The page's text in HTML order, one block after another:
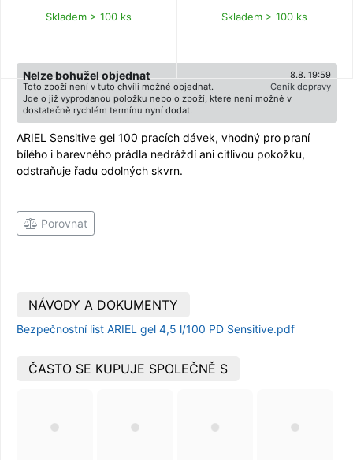
Skladem > 100 ks Skladem > 100 ks
8.8. 19:59
Nelze bohužel objednat
Ceník dopravy
Toto zboží není v tuto chvíli možné objednat.
Jde o již vyprodanou položku nebo o zboží, které není možné v
dostatečně rychlém termínu nyní dodat.
ARIEL Sensitive gel 100 pracích dávek, vhodný pro praní
bílého i barevného prádla nedráždí ani citlivou pokožku,
odstraňuje řadu odolných skvrn.
Porovnat
NÁVODY A DOKUMENTY
Bezpečnostní list ARIEL gel 4,5 l/100 PD Sensitive.pdf
ČASTO SE KUPUJE SPOLEČNĚ S